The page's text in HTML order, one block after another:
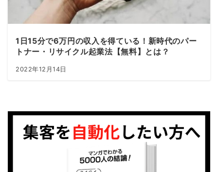
1日15分で6万円の収入を得ている！新時代のパー
トナー・リサイクル起業法【無料】とは？
2022年12月14日